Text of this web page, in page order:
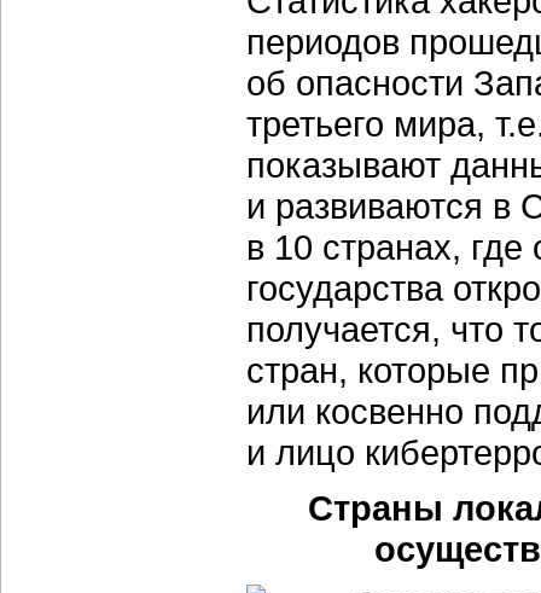
периодов
об опасности
третьего мира,
показывают
и развиваются
в 10 странах,
государства
получается, что
стран, которые
или косвенно
и лицо
Страны